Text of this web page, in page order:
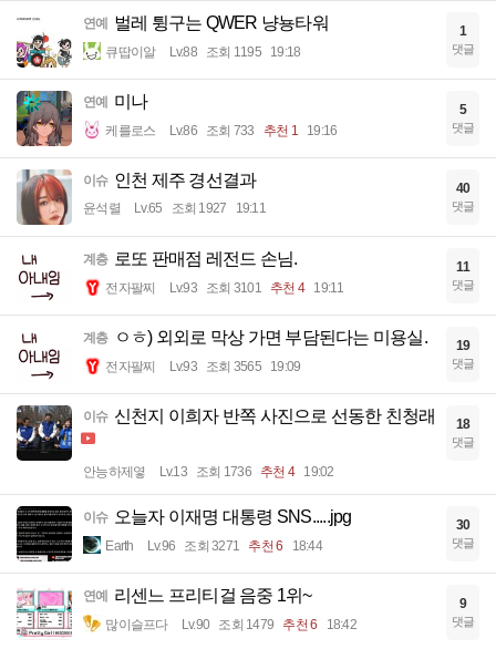
연예 벌레 튕구는 QWER 냥뇽타워
큐땁이알 Lv.88 조회 1195 19:18
1
댓글
연예 미나
케를로스 Lv.86 조회 733 추천 1 19:16
5
댓글
이슈 인천 제주 경선결과
윤석렬 Lv.65 조회 1927 19:11
40
댓글
계층 로또 판매점 레전드 손님.
전자팔찌 Lv.93 조회 3101 추천 4 19:11
11
댓글
계층 ㅇㅎ) 외외로 막상 가면 부담된다는 미용실.
전자팔찌 Lv.93 조회 3565 19:09
19
댓글
이슈 신천지 이희자 반쪽 사진으로 선동한 친청래
안능하제옇 Lv.13 조회 1736 추천 4 19:02
18
댓글
이슈 오늘자 이재명 대통령 SNS.....jpg
Earth Lv.96 조회 3271 추천 6 18:44
30
댓글
연예 리센느 프리티걸 음중 1위~
많이슬프다 Lv.90 조회 1479 추천 6 18:42
9
댓글